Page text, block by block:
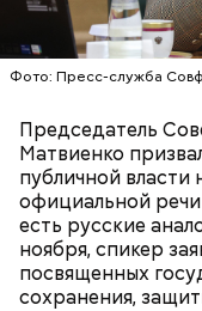
Фото: Пресс-служба
Председатель
Матвиенко
публичной власти
официальной
есть русские
ноября, спикер
посвященных
сохранения,